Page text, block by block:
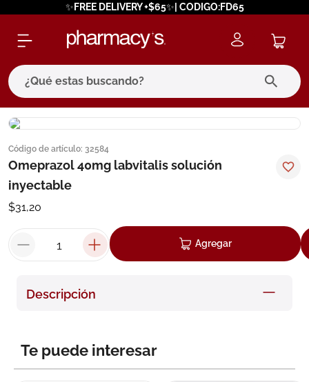
✨FREE DELIVERY +$65✨| CODIGO:FD65
¿Qué estas buscando?
Código de artículo: 32584
Omeprazol 40mg labvitalis solución
inyectable
$31,20
Agregar
Descripción
Te puede interesar
términos más buscados
1. eucerin
cerave
7. isdin
9 nivea
10.pañales